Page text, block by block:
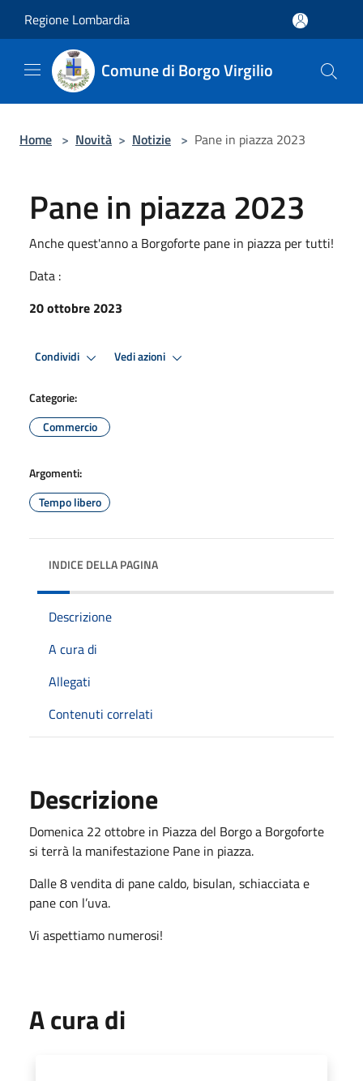
Regione Lombardia
Comune di Borgo Virgilio
Home > Novità > Notizie > Pane in piazza 2023
Pane in piazza 2023
Anche quest'anno a Borgoforte pane in piazza per tutti!
Data :
20 ottobre 2023
Condividi Vedi azioni
Categorie:
Commercio
Argomenti:
Tempo libero
INDICE DELLA PAGINA
Descrizione
A cura di
Allegati
Contenuti correlati
Descrizione
Domenica 22 ottobre in Piazza del Borgo a Borgoforte
si terrà la manifestazione Pane in piazza.
Dalle 8 vendita di pane caldo, bisulan, schiacciata e
pane con l’uva.
Vi aspettiamo numerosi!
A cura di